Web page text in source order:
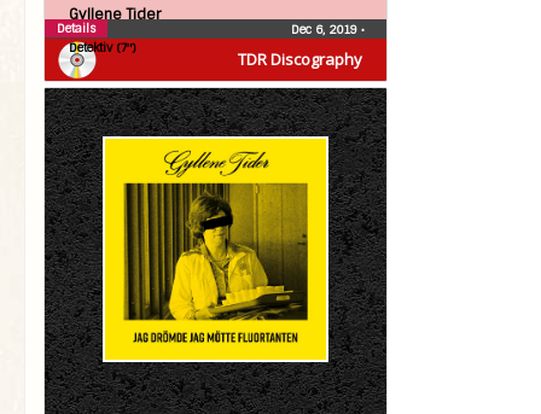
TDR Discography
Gyllene Tider
Detektiv (7″)
Dec 6, 2019 •
Details